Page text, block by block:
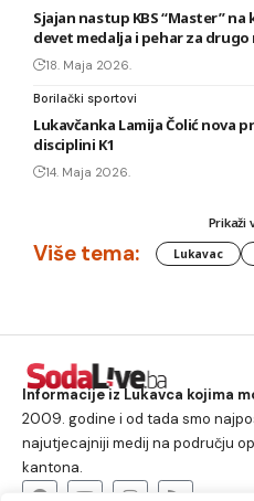
Sjajan nastup KBS “Master”
devet medalja i pehar za drugo
18. Maja 2026.
Borilački sportovi
Lukavčanka Lamija Čolić nova
disciplini K1
14. Maja 2026.
Prikaži
Više tema: Lukavac
Informacije iz Lukavca kojima
2009. godine i od tada smo
najutjecajniji medij na području
kantona.